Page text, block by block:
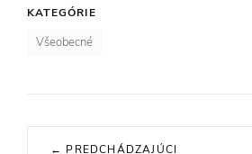
KATEGÓRIE
Všeobecné
Navigácia
← PREDCHÁDZAJÚCI